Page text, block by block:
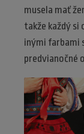
musela mať
takže každý si
inými farbami
predvianočné